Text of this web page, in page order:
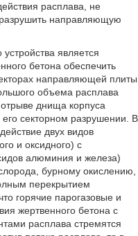
расплава, не
направляющую
является
бетона обеспечить
направляющей плиты
объема расплава
днища корпуса
секторном разрушении. В
двух видов
и оксидного) с
алюминия и железа)
бурному окислению,
перекрытием
горячие парогазовые и
жертвенного бетона с
расплава стремятся